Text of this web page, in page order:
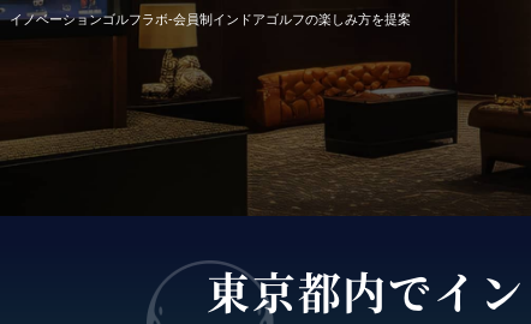
イノベーションゴルフラボ-会員制インドアゴルフの楽しみ方を提案
東京都内でイ